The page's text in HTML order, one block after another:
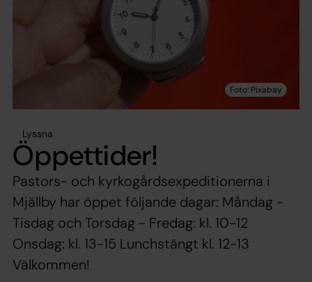
Lyssna
Öppettider!
Pastors- och kyrkogårdsexpeditionerna i
Mjällby har öppet följande dagar: Måndag -
Tisdag och Torsdag - Fredag: kl. 10-12
Onsdag: kl. 13-15 Lunchstängt kl. 12-13
Välkommen!